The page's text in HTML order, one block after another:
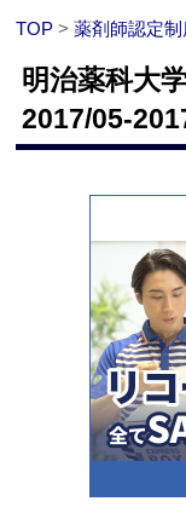
TOP >薬剤師認定
明治薬科大
2017/05-